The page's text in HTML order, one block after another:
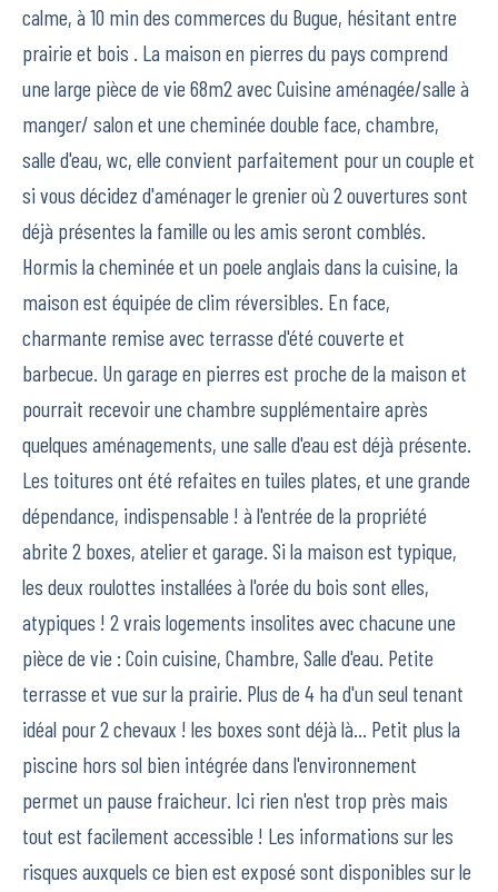
calme, à 10 min des commerces du Bugue, hésitant entre
prairie et bois . La maison en pierres du pays comprend
une large pièce de vie 68m2 avec Cuisine aménagée/salle à
manger/ salon et une cheminée double face, chambre,
salle d'eau, wc, elle convient parfaitement pour un couple et
si vous décidez d'aménager le grenier où 2 ouvertures sont
déjà présentes la famille ou les amis seront comblés.
Hormis la cheminée et un poele anglais dans la cuisine, la
maison est équipée de clim réversibles. En face,
charmante remise avec terrasse d'été couverte et
barbecue. Un garage en pierres est proche de la maison et
pourrait recevoir une chambre supplémentaire après
quelques aménagements, une salle d'eau est déjà présente.
Les toitures ont été refaites en tuiles plates, et une grande
dépendance, indispensable ! à l'entrée de la propriété
abrite 2 boxes, atelier et garage. Si la maison est typique,
les deux roulottes installées à l'orée du bois sont elles,
atypiques ! 2 vrais logements insolites avec chacune une
pièce de vie : Coin cuisine, Chambre, Salle d'eau. Petite
terrasse et vue sur la prairie. Plus de 4 ha d'un seul tenant
idéal pour 2 chevaux ! les boxes sont déjà là... Petit plus la
piscine hors sol bien intégrée dans l'environnement
permet un pause fraicheur. Ici rien n'est trop près mais
tout est facilement accessible ! Les informations sur les
risques auxquels ce bien est exposé sont disponibles sur le